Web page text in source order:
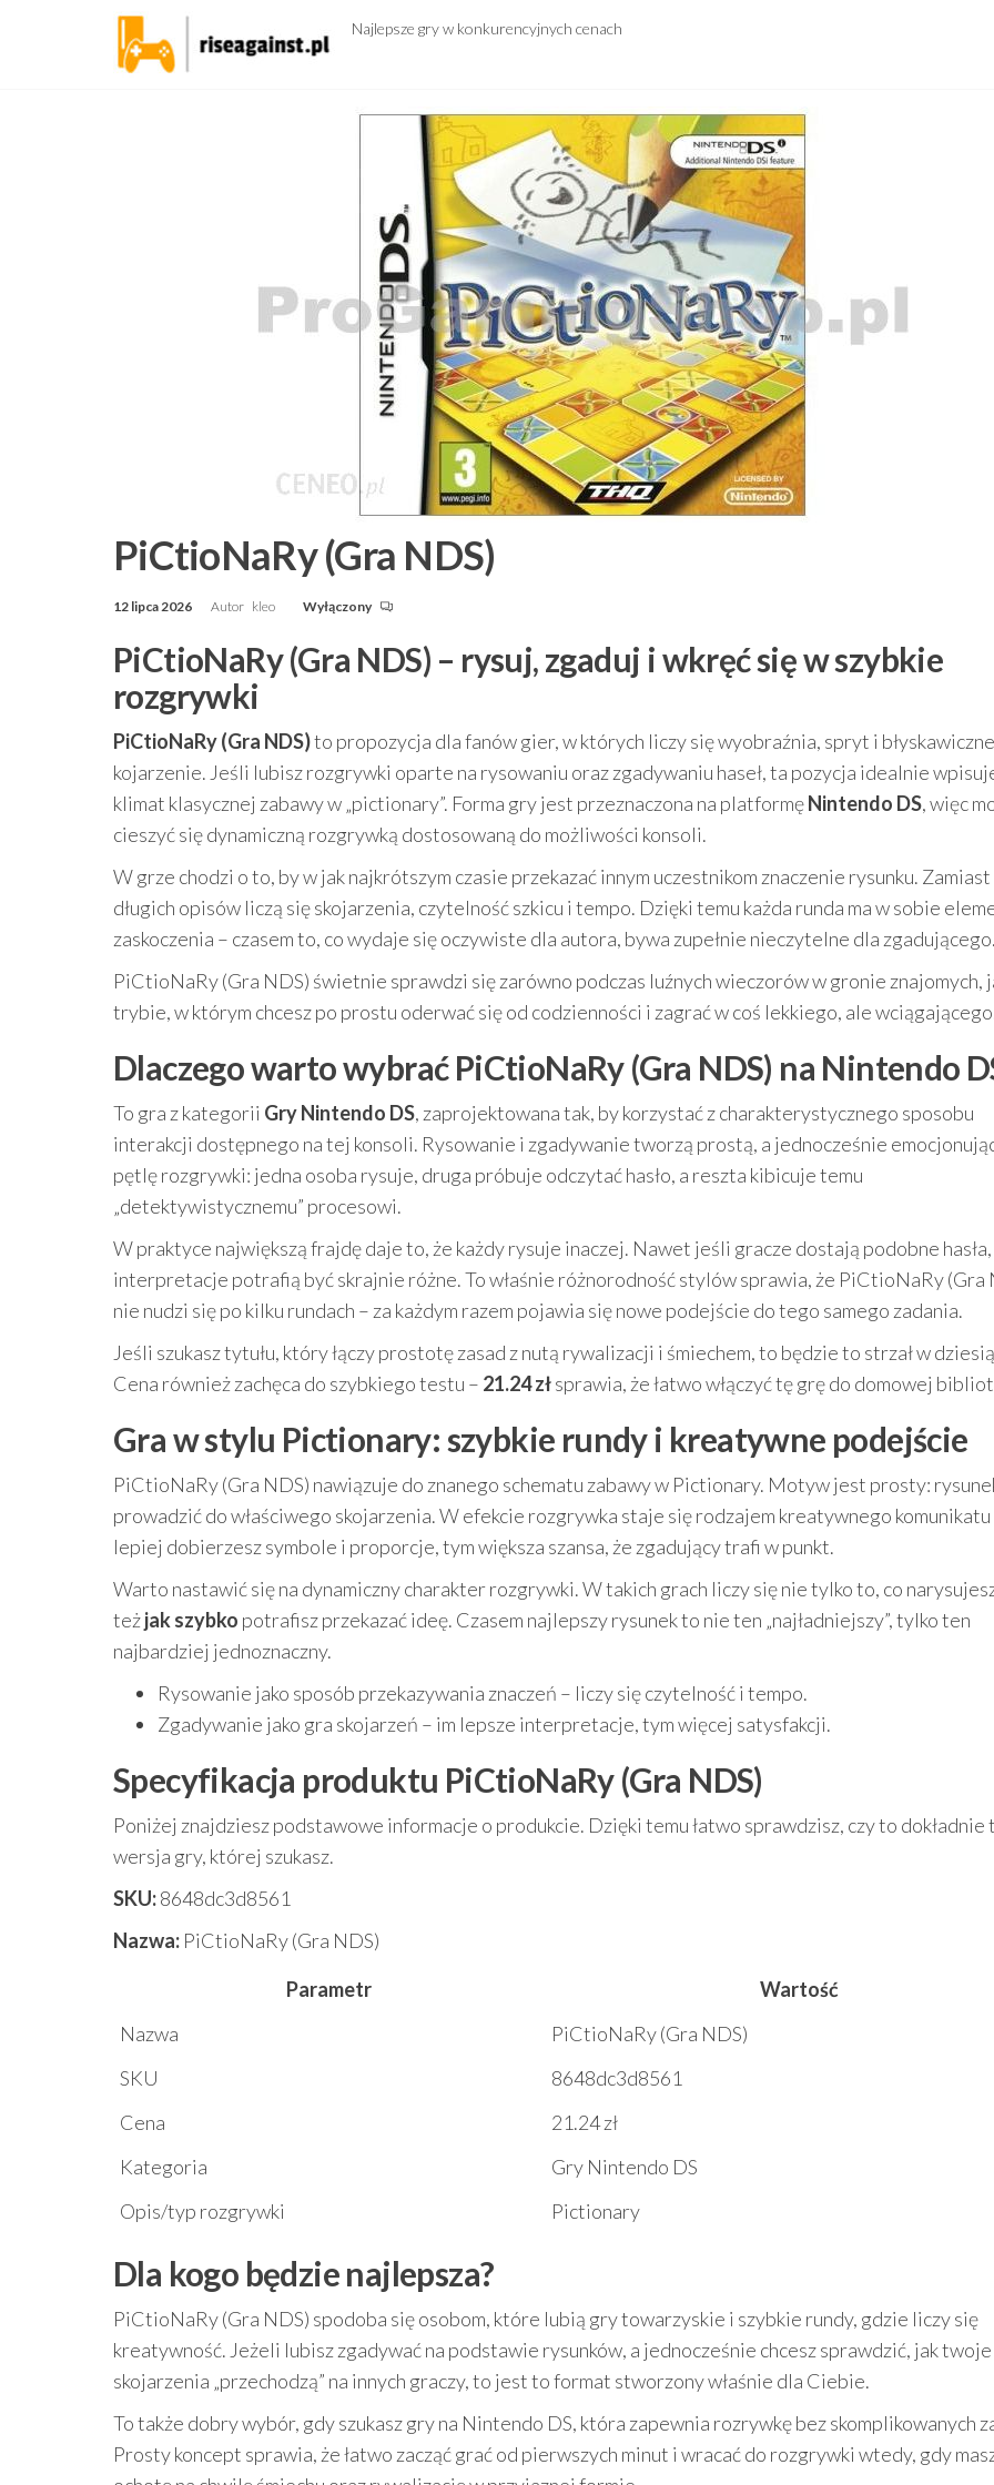
Najlepsze gry w konkurencyjnych cenach
PiCtioNaRy (Gra NDS)
12 lipca 2026 Autor kleo Wyłączony
PiCtioNaRy (Gra NDS) – rysuj, zgaduj i wkręć się w szybkie
rozgrywki
PiCtioNaRy (Gra NDS)to propozycja dla fanów gier, w których liczy się wyobraźnia, spryt i błyskawiczne
kojarzenie. Jeśli lubisz rozgrywki oparte na rysowaniu oraz zgadywaniu haseł, ta pozycja idealnie
klimat klasycznej zabawy w „pictionary”. Forma gry jest przeznaczona na platformęNintendo DS, więc
cieszyć się dynamiczną rozgrywką dostosowaną do możliwości konsoli.
W grze chodzi o to, by w jak najkrótszym czasie przekazać innym uczestnikom znaczenie rysunku. Zamiast
długich opisów liczą się skojarzenia, czytelność szkicu i tempo. Dzięki temu każda runda ma w sobie
zaskoczenia – czasem to, co wydaje się oczywiste dla autora, bywa zupełnie nieczytelne dla zgadującego.
PiCtioNaRy (Gra NDS) świetnie sprawdzi się zarówno podczas luźnych wieczorów w gronie znajomych,
trybie, w którym chcesz po prostu oderwać się od codzienności i zagrać w coś lekkiego, ale
Dlaczego warto wybrać PiCtioNaRy (Gra NDS) na Nintendo
To gra z kategorii Gry Nintendo DS, zaprojektowana tak, by korzystać z charakterystycznego sposobu
interakcji dostępnego na tej konsoli. Rysowanie i zgadywanie tworzą prostą, a jednocześnie
pętlę rozgrywki: jedna osoba rysuje, druga próbuje odczytać hasło, a reszta kibicuje temu
„detektywistycznemu” procesowi.
W praktyce największą frajdę daje to, że każdy rysuje inaczej. Nawet jeśli gracze dostają podobne hasła,
interpretacje potrafią być skrajnie różne. To właśnie różnorodność stylów sprawia, że PiCtioNaRy (Gra
nie nudzi się po kilku rundach – za każdym razem pojawia się nowe podejście do tego samego zadania.
Jeśli szukasz tytułu, który łączy prostotę zasad z nutą rywalizacji i śmiechem, to będzie to strzał w
Cena również zachęca do szybkiego testu – 21.24 złsprawia, że łatwo włączyć tę grę do domowej
Gra w stylu Pictionary: szybkie rundy i kreatywne podejście
PiCtioNaRy (Gra NDS) nawiązuje do znanego schematu zabawy w Pictionary. Motyw jest prosty:
prowadzić do właściwego skojarzenia. W efekcie rozgrywka staje się rodzajem kreatywnego komunikatu
lepiej dobierzesz symbole i proporcje, tym większa szansa, że zgadujący trafi w punkt.
Warto nastawić się na dynamiczny charakter rozgrywki. W takich grach liczy się nie tylko to, co
teżjak szybko potrafisz przekazać ideę. Czasem najlepszy rysunek to nie ten „najładniejszy”, tylko ten
najbardziej jednoznaczny.
Rysowanie jako sposób przekazywania znaczeń – liczy się czytelność i tempo.
Zgadywanie jako gra skojarzeń – im lepsze interpretacje, tym więcej satysfakcji.
Specyfikacja produktu PiCtioNaRy (Gra NDS)
Poniżej znajdziesz podstawowe informacje o produkcie. Dzięki temu łatwo sprawdzisz, czy to dokładnie
wersja gry, której szukasz.
SKU:8648dc3d8561
Nazwa: PiCtioNaRy (Gra NDS)
Parametr
Wartość
Nazwa
PiCtioNaRy (Gra NDS)
SKU
8648dc3d8561
Cena
21.24 zł
Kategoria
Gry Nintendo DS
Opis/typ rozgrywki
Pictionary
Dla kogo będzie najlepsza?
PiCtioNaRy (Gra NDS) spodoba się osobom, które lubią gry towarzyskie i szybkie rundy, gdzie liczy się
kreatywność. Jeżeli lubisz zgadywać na podstawie rysunków, a jednocześnie chcesz sprawdzić, jak twoje
skojarzenia „przechodzą” na innych graczy, to jest to format stworzony właśnie dla Ciebie.
To także dobry wybór, gdy szukasz gry na Nintendo DS, która zapewnia rozrywkę bez skomplikowanych
Prosty koncept sprawia, że łatwo zacząć grać od pierwszych minut i wracać do rozgrywki wtedy, gdy